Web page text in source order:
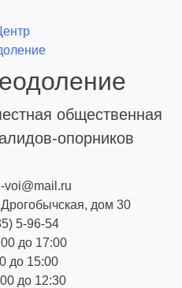
общественная
опорников
voi@mail.ru
дом 30
5-96-54
до 17:00
до 15:00
до 12:30